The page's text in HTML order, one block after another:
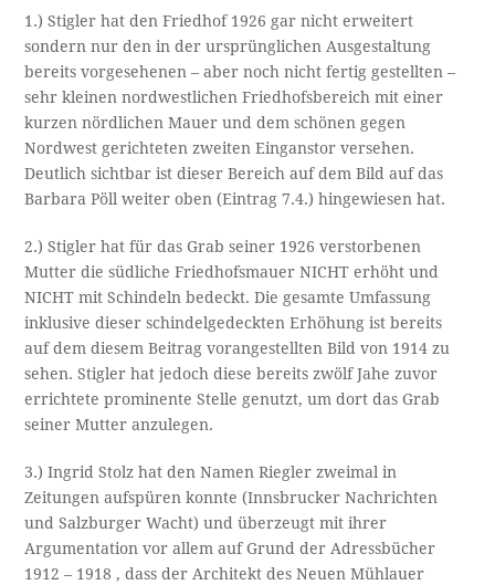
1.) Stigler hat den Friedhof 1926 gar nicht erweitert
sondern nur den in der ursprünglichen Ausgestaltung
bereits vorgesehenen – aber noch nicht fertig gestellten –
sehr kleinen nordwestlichen Friedhofsbereich mit einer
kurzen nördlichen Mauer und dem schönen gegen
Nordwest gerichteten zweiten Einganstor versehen.
Deutlich sichtbar ist dieser Bereich auf dem Bild auf das
Barbara Pöll weiter oben (Eintrag 7.4.) hingewiesen hat.
2.) Stigler hat für das Grab seiner 1926 verstorbenen
Mutter die südliche Friedhofsmauer NICHT erhöht und
NICHT mit Schindeln bedeckt. Die gesamte Umfassung
inklusive dieser schindelgedeckten Erhöhung ist bereits
auf dem diesem Beitrag vorangestellten Bild von 1914 zu
sehen. Stigler hat jedoch diese bereits zwölf Jahe zuvor
errichtete prominente Stelle genutzt, um dort das Grab
seiner Mutter anzulegen.
3.) Ingrid Stolz hat den Namen Riegler zweimal in
Zeitungen aufspüren konnte (Innsbrucker Nachrichten
und Salzburger Wacht) und überzeugt mit ihrer
Argumentation vor allem auf Grund der Adressbücher
1912 – 1918 , dass der Architekt des Neuen Mühlauer